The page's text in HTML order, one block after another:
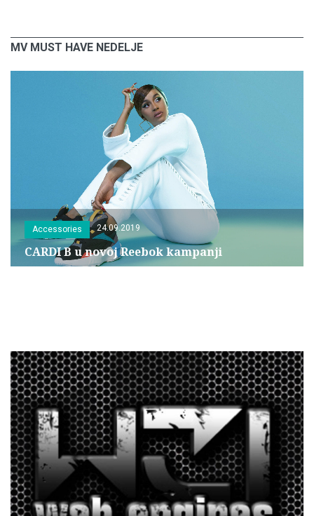
MV MUST HAVE NEDELJE
Accessories 24.09.2019
CARDI B u novoj Reebok kampanji